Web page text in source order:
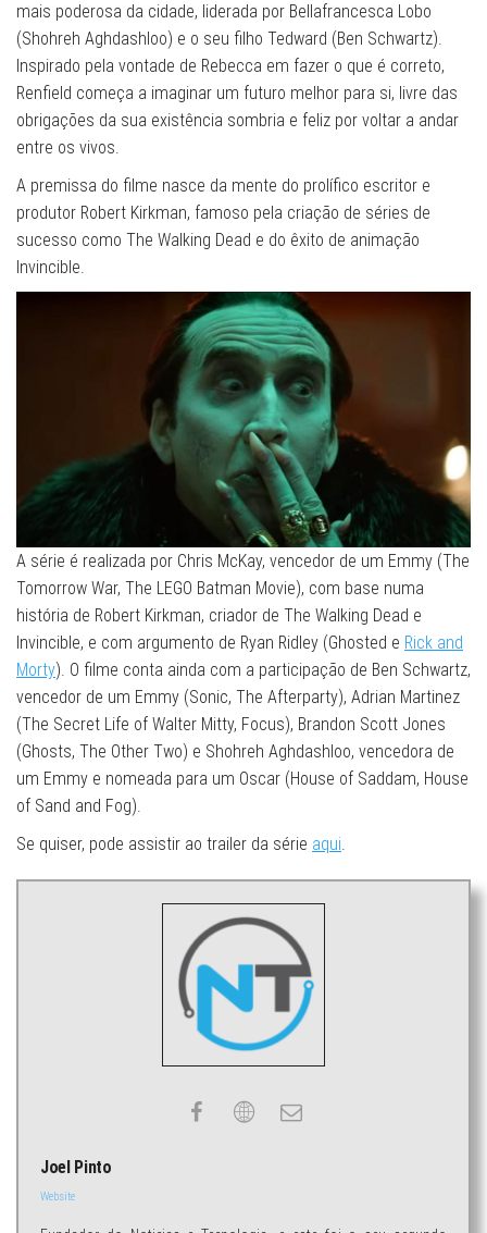
mais poderosa da cidade, liderada por Bellafrancesca Lobo
(Shohreh Aghdashloo) e o seu filho Tedward (Ben Schwartz).
Inspirado pela vontade de Rebecca em fazer o que é correto,
Renfield começa a imaginar um futuro melhor para si, livre das
obrigações da sua existência sombria e feliz por voltar a andar
entre os vivos.
A premissa do filme nasce da mente do prolífico escritor e
produtor Robert Kirkman, famoso pela criação de séries de
sucesso como The Walking Dead e do êxito de animação
Invincible.
A série é realizada por Chris McKay, vencedor de um Emmy (The
Tomorrow War, The LEGO Batman Movie), com base numa
história de Robert Kirkman, criador de The Walking Dead e
Invincible, e com argumento de Ryan Ridley (Ghosted e Rick and
Morty). O filme conta ainda com a participação de Ben Schwartz,
vencedor de um Emmy (Sonic, The Afterparty), Adrian Martinez
(The Secret Life of Walter Mitty, Focus), Brandon Scott Jones
(Ghosts, The Other Two) e Shohreh Aghdashloo, vencedora de
um Emmy e nomeada para um Oscar (House of Saddam, House
of Sand and Fog).
Se quiser, pode assistir ao trailer da série aqui.
Joel Pinto
Website